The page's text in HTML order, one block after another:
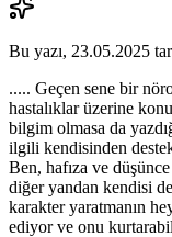
Bu yazı, 23.05.2025
..... Geçen sene bir
hastalıklar üzerine
bilgim olmasa da
ilgili kendisinden
Ben, hafıza ve
diğer yandan kendisi
karakter yaratmanın
ediyor ve onu